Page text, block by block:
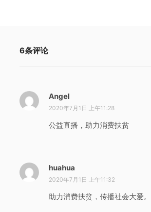
6条评论
Angel
道
2020年7月1日 上午11:28
公益直播，助力消费扶贫
huahua
道
2020年7月1日 上午11:32
助力消费扶贫，传播社会大爱。